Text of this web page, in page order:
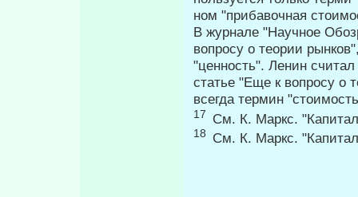
ном "прибавочная
В журнале "Научное
вопросу о теории
"ценность". Ленин
статье "Еще к вопросу о
всегда термин
17 См. К. Маркс.
18 См. К. Маркс.